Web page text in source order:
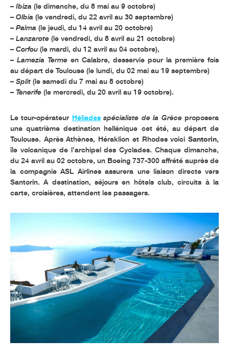
– Ibiza (le dimanche, du 8 mai au 9 octobre)
– Olbia (le vendredi, du 22 avril au 30 septembre)
– Palma (le jeudi, du 14 avril au 20 octobre)
– Lanzarote (le vendredi, du 8 avril au 21 octobre)
– Corfou (le mardi, du 12 avril au 04 octobre),
– Lamezia Terme en Calabre, desservie pour la première fois
au départ de Toulouse (le lundi, du 02 mai au 19 septembre)
– Split (le samedi du 7 mai au 8 octobre)
– Tenerife (le mercredi, du 20 avril au 19 octobre).
Le tour-opérateur Héliades spécialiste de la Grèceproposera
une quatrième destination hellénique cet été, au départ de
Toulouse. Après Athènes, Héraklion et Rhodes voici Santorin,
île volcanique de l’archipel des Cyclades. Chaque dimanche,
du 24 avril au 02 octobre, un Boeing 737-300 affrété auprès de
la compagnie ASL Airlines assurera une liaison directe vers
Santorin. A destination, séjours en hôtels club, circuits à la
carte, croisières, attendent les passagers.